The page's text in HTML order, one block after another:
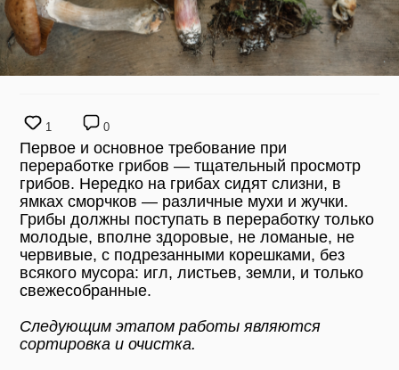
1 0
Первое и основное требование при
переработке грибов — тщательный просмотр
грибов. Нередко на грибах сидят слизни, в
ямках сморчков — различные мухи и жучки.
Грибы должны поступать в переработку только
молодые, вполне здоровые, не ломаные, не
червивые, с подрезанными корешками, без
всякого мусора: игл, листьев, земли, и только
свежесобранные.
Следующим этапом работы являются
сортировка и очистка.